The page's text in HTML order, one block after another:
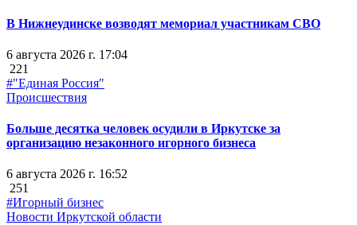
В Нижнеудинске возводят мемориал участникам СВО
6 августа 2026 г. 17:04
221
#"Единая Россия"
Происшествия
Больше десятка человек осудили в Иркутске за
организацию незаконного игорного бизнеса
6 августа 2026 г. 16:52
251
#Игорный бизнес
Новости Иркутской области